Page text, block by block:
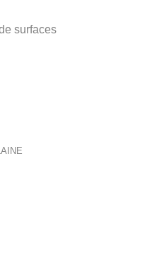
surfaces